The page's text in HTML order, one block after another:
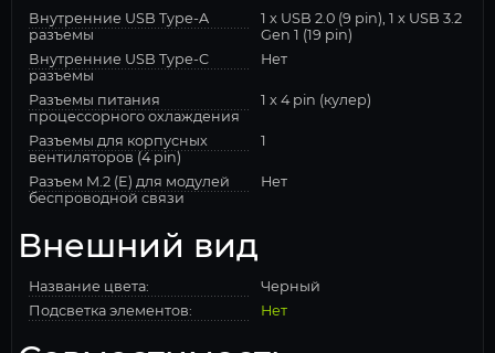
Внутренние USB Type-A
разъемы
1 x USB 2.0 (9 pin), 1 x USB 3.2
Gen 1 (19 pin)
Внутренние USB Type-C
разъемы
Нет
Разъемы питания
процессорного охлаждения
1 x 4 pin (кулер)
Разъемы для корпусных
вентиляторов (4 pin)
1
Разъем M.2 (E) для модулей
беспроводной связи
Нет
Внешний вид
Название цвета:
Черный
Подсветка элементов:
Нет